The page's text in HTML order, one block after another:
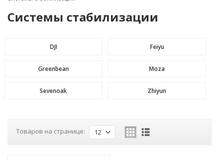
Системы стабилизации
DJI Feiyu
Greenbean Moza
Sevenoak Zhiyun
Товаров на странице: 12